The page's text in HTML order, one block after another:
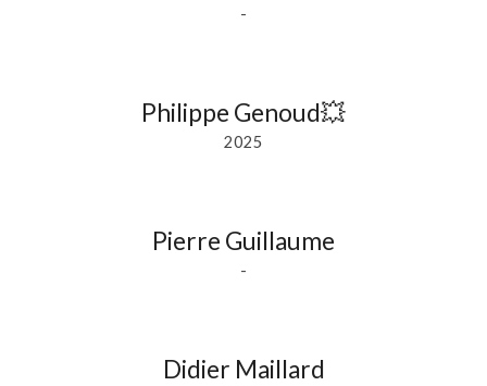
-
Philippe Genoud💥
2025
Pierre Guillaume
-
Didier Maillard